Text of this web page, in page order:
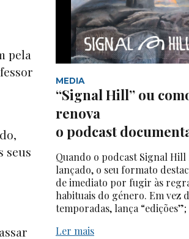
pela
seus
MEDIA
“Signal Hill” ou
renova
o podcast
Quando o podcast Signal Hill
lançado, o seu formato
de imediato por fugir às
habituais do género. Em vez
temporadas, lança “edições”;
Ler mais